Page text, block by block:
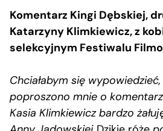
Komentarz Kingi Dębskiej,
Katarzyny Klimkiewicz, z
selekcyjnym Festiwalu
Chciałabym się
poproszono mnie o
Kasia Klimkiewicz bardzo